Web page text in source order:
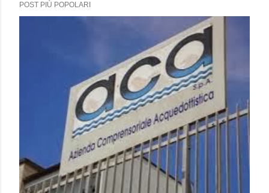
POST PIÙ POPOLARI